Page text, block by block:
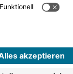
Für mehr News
hier entlang!